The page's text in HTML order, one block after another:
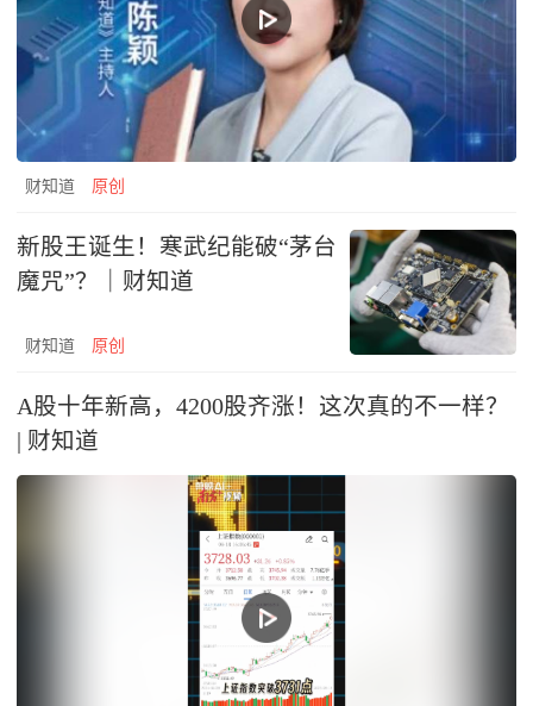
财知道 原创
新股王诞生！寒武纪能破“茅台
魔咒”？｜财知道
财知道 原创
A股十年新高，4200股齐涨！这次真的不一样？
| 财知道